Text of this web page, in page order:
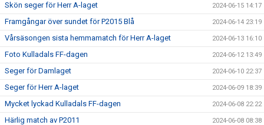
Skön seger för Herr A-laget 2024-06-15 14:17
Framgångar över sundet för P2015 Blå 2024-06-14 23:19
Vårsäsongen sista hemmamatch för Herr A-laget 2024-06-13 16:10
Foto Kulladals FF-dagen 2024-06-12 13:49
Seger för Damlaget 2024-06-10 22:37
Seger för Herr A-laget 2024-06-09 18:39
Mycket lyckad Kulladals FF-dagen 2024-06-08 22:22
Härlig match av P2011 2024-06-08 08:38